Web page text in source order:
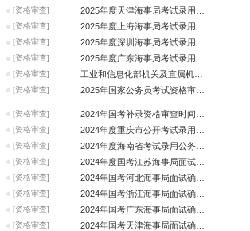
[资格审查]
[资格审查]
[资格审查]
[资格审查]
[资格审查]
[资格审查]
[资格审查]
[资格审查]
[资格审查]
[资格审查]
[资格审查]
[资格审查]
[资格审查]
[资格审查]